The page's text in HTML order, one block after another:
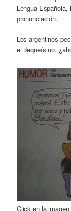
Lengua Española,
pronunciación.
Los argentinos
el dequeísmo,
Click en la